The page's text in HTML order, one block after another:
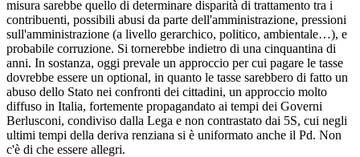
misura sarebbe quello di determinare disparità di trattamento tra i
contribuenti, possibili abusi da parte dell'amministrazione, pressioni
sull'amministrazione (a livello gerarchico, politico, ambientale…), e
probabile corruzione. Si tornerebbe indietro di una cinquantina di
anni. In sostanza, oggi prevale un approccio per cui pagare le tasse
dovrebbe essere un optional, in quanto le tasse sarebbero di fatto un
abuso dello Stato nei confronti dei cittadini, un approccio molto
diffuso in Italia, fortemente propagandato ai tempi dei Governi
Berlusconi, condiviso dalla Lega e non contrastato dai 5S, cui negli
ultimi tempi della deriva renziana si è uniformato anche il Pd. Non
c'è di che essere allegri.